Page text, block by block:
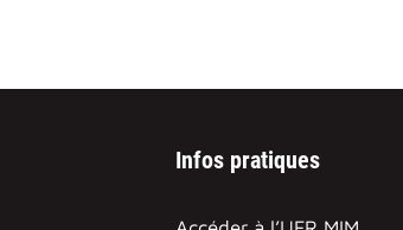
Infos pratiques